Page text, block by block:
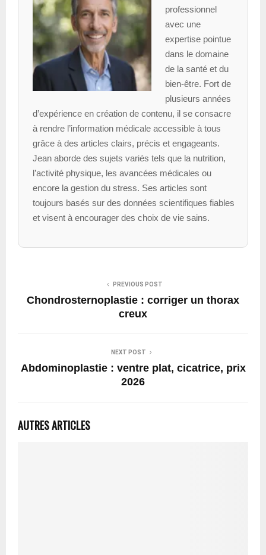
professionnel
avec une
expertise pointue
dans le domaine
de la santé et du
bien-être. Fort de
plusieurs années
d’expérience en création de contenu, il se consacre
à rendre l’information médicale accessible à tous
grâce à des articles clairs, précis et engageants.
Jean aborde des sujets variés tels que la nutrition,
l’activité physique, les avancées médicales ou
encore la gestion du stress. Ses articles sont
toujours basés sur des données scientifiques fiables
et visent à encourager des choix de vie sains.
PREVIOUS POST
Chondrosternoplastie : corriger un thorax
creux
NEXT POST
Abdominoplastie : ventre plat, cicatrice, prix
2026
AUTRES ARTICLES